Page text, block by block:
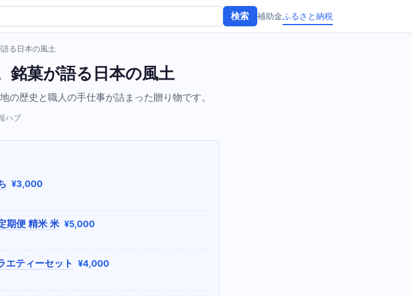
検索 補助金ふるさと納税
る日本の風土
銘菓が語る日本の風土
歴史と職人の手仕事が詰まった贈り物です。
ハブ
¥3,000
期便 精米 米 ¥5,000
エティーセット ¥4,000